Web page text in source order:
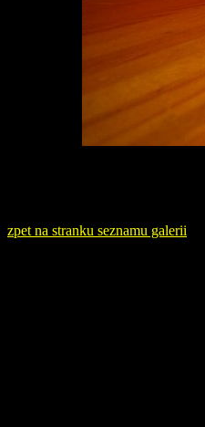
zpet na stranku seznamu galerii